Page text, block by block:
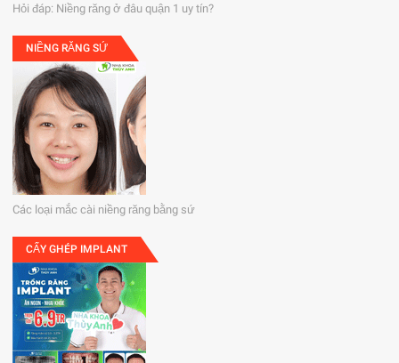
Hỏi đáp: Niềng răng ở đâu quận 1 uy tín?
NIỀNG RĂNG SỨ
Các loại mắc cài niềng răng bằng sứ
CẤY GHÉP IMPLANT